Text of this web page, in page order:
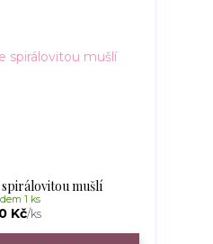
mušlí
Kč/ks
1 ks